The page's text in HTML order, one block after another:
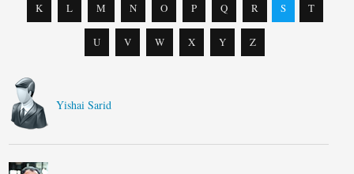
K L M N O P Q R S T
U V W X Y Z
Yishai Sarid